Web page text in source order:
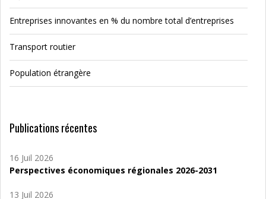
Entreprises innovantes en % du nombre total d’entreprises
Transport routier
Population étrangère
Publications récentes
16 Juil 2026
Perspectives économiques régionales 2026-2031
13 Juil 2026